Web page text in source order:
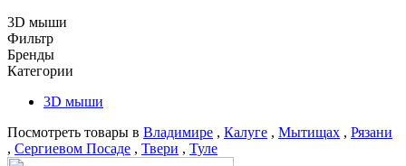
3D мыши
Фильтр
Бренды
Категории
3D мыши
Посмотреть товары в Владимире , Калуге , Мытищах , Рязани
, Сергиевом Посаде , Твери , Туле